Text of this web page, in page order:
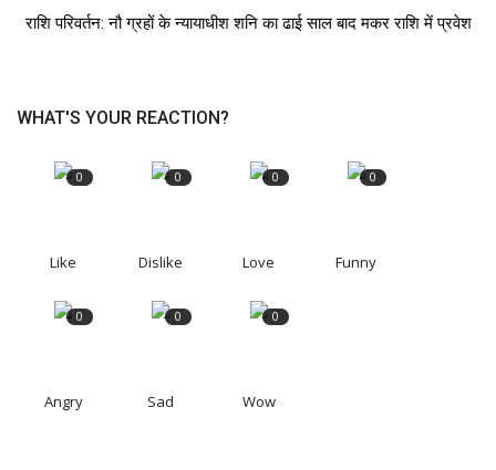
राशि परिवर्तन: नौ ग्रहों के न्यायाधीश शनि का ढाई साल बाद मकर राशि में प्रवेश
WHAT'S YOUR REACTION?
0
Like
0
Dislike
0
Love
0
Funny
0
Angry
0
Sad
0
Wow